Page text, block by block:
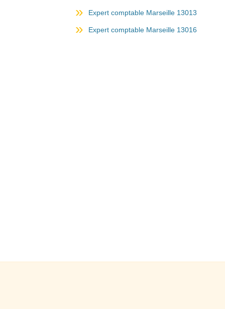
Expert comptable Marseille 13013
Expert comptable Marseille 13016